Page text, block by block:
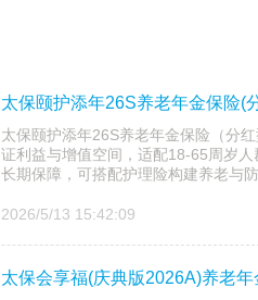
太保颐护添年26S养老年金保险(
太保颐护添年26S养老年金保险（分
证利益与增值空间，适配18-65周岁
长期保障，可搭配护理险构建养老与防
2026/5/13 15:42:09
太保会享福(庆典版2026A)养老